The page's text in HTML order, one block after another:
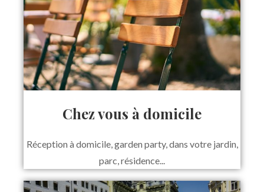
Chez vous à domicile
Réception à domicile, garden party, dans votre jardin,
parc, résidence...